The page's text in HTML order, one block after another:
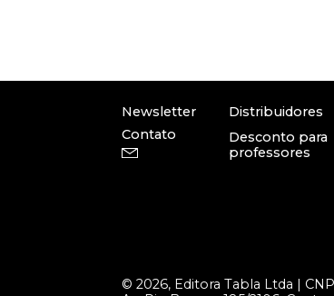
Newsletter
Contato
Distribuidores
Desconto para
professores
© 2026, Editora Tabla Ltda |